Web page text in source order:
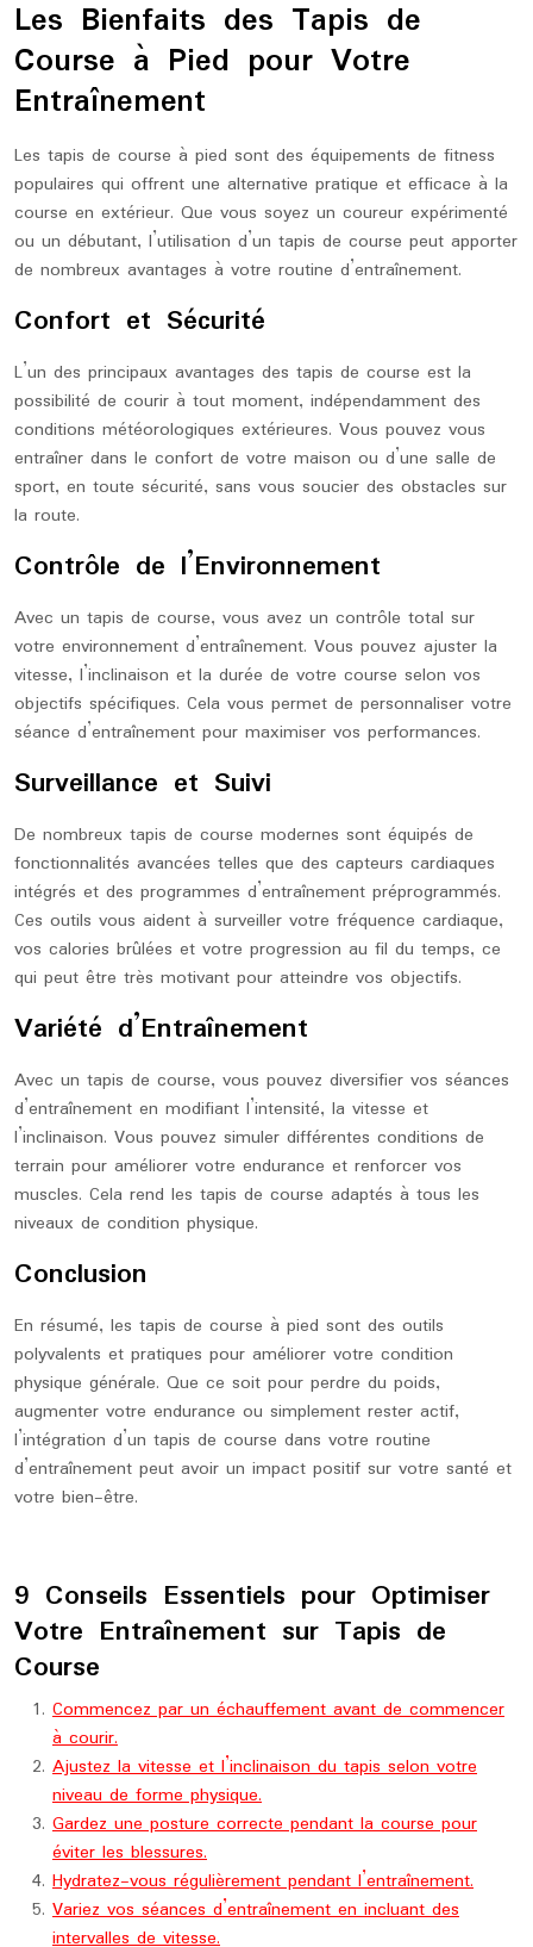
2026
marathon
Les Bienfaits des Tapis de
Course à Pied pour Votre
Entraînement
Les tapis de course à pied sont des équipements de fitness
populaires qui offrent une alternative pratique et efficace à la
course en extérieur. Que vous soyez un coureur expérimenté
ou un débutant, l’utilisation d’un tapis de course peut apporter
de nombreux avantages à votre routine d’entraînement.
Confort et Sécurité
L’un des principaux avantages des tapis de course est la
possibilité de courir à tout moment, indépendamment des
conditions météorologiques extérieures. Vous pouvez vous
entraîner dans le confort de votre maison ou d’une salle de
sport, en toute sécurité, sans vous soucier des obstacles sur
la route.
Contrôle de l’Environnement
Avec un tapis de course, vous avez un contrôle total sur
votre environnement d’entraînement. Vous pouvez ajuster la
vitesse, l’inclinaison et la durée de votre course selon vos
objectifs spécifiques. Cela vous permet de personnaliser votre
séance d’entraînement pour maximiser vos performances.
Surveillance et Suivi
De nombreux tapis de course modernes sont équipés de
fonctionnalités avancées telles que des capteurs cardiaques
intégrés et des programmes d’entraînement préprogrammés.
Ces outils vous aident à surveiller votre fréquence cardiaque,
vos calories brûlées et votre progression au fil du temps, ce
qui peut être très motivant pour atteindre vos objectifs.
Variété d’Entraînement
Avec un tapis de course, vous pouvez diversifier vos séances
d’entraînement en modifiant l’intensité, la vitesse et
l’inclinaison. Vous pouvez simuler différentes conditions de
terrain pour améliorer votre endurance et renforcer vos
muscles. Cela rend les tapis de course adaptés à tous les
niveaux de condition physique.
Conclusion
En résumé, les tapis de course à pied sont des outils
polyvalents et pratiques pour améliorer votre condition
physique générale. Que ce soit pour perdre du poids,
augmenter votre endurance ou simplement rester actif,
l’intégration d’un tapis de course dans votre routine
d’entraînement peut avoir un impact positif sur votre santé et
votre bien-être.
9 Conseils Essentiels pour Optimiser
Votre Entraînement sur Tapis de
Course
Commencez par un échauffement avant de commencer
à courir.
Ajustez la vitesse et l’inclinaison du tapis selon votre
niveau de forme physique.
Gardez une posture correcte pendant la course pour
éviter les blessures.
Hydratez-vous régulièrement pendant l’entraînement.
Variez vos séances d’entraînement en incluant des
intervalles de vitesse.